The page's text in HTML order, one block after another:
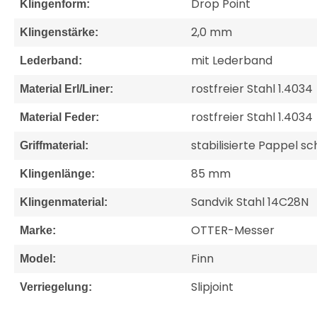
Klingenform: Drop Point
Klingenstärke: 2,0 mm
Lederband: mit Lederband
Material Erl/Liner: rostfreier Stahl 1.4034
Material Feder: rostfreier Stahl 1.4034
Griffmaterial: stabilisierte Pappel
Klingenlänge: 85 mm
Klingenmaterial: Sandvik Stahl 14C28N
Marke: OTTER-Messer
Model: Finn
Verriegelung: Slipjoint